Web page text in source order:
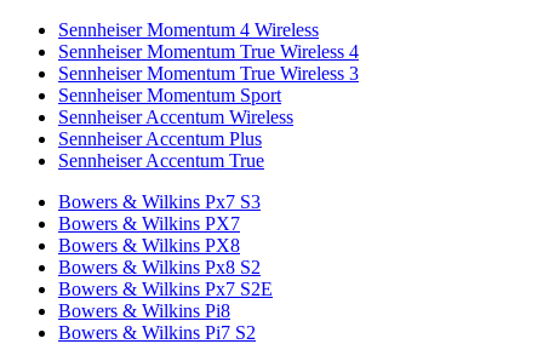
Sennheiser Momentum 4 Wireless
Sennheiser Momentum True Wireless 4
Sennheiser Momentum True Wireless 3
Sennheiser Momentum Sport
Sennheiser Accentum Wireless
Sennheiser Accentum Plus
Sennheiser Accentum True
Bowers & Wilkins Px7 S3
Bowers & Wilkins PX7
Bowers & Wilkins PX8
Bowers & Wilkins Px8 S2
Bowers & Wilkins Px7 S2E
Bowers & Wilkins Pi8
Bowers & Wilkins Pi7 S2